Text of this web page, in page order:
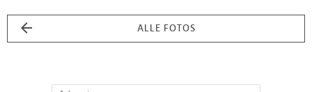
ALLE FOTOS